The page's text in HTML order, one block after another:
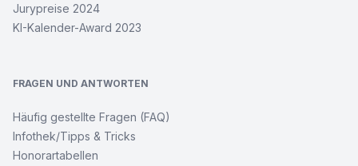
Jurypreise 2024
KI-Kalender-Award 2023
FRAGEN UND ANTWORTEN
Häufig gestellte Fragen (FAQ)
Infothek/Tipps & Tricks
Honorartabellen